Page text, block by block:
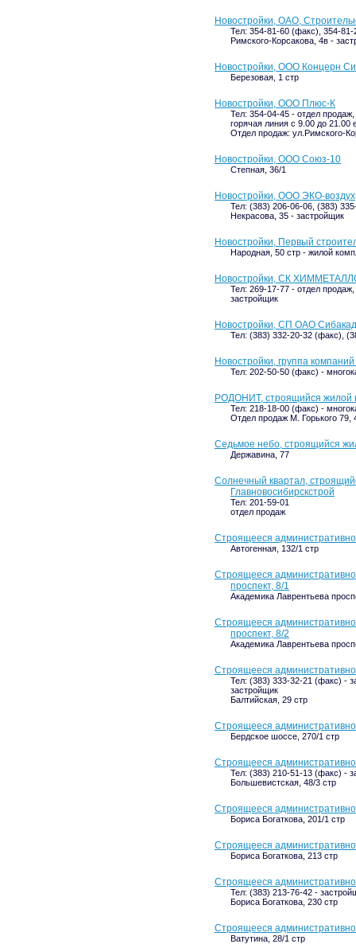
Новостройки, ОАО,
Тел: 354-81-60 (факс), 354-
Римского-Корсакова, 4в -
Новостройки, ООО Концерн
Березовая, 1 стр
Новостройки, ООО Плюс-К
Тел: 354-04-45 - отдел
горячая линия с 9.00 до 21.00
Отдел продаж: ул.Римского-
Новостройки, ООО Союз-10
Степная, 36/1
Новостройки, ООО ЭКО-воздух
Тел: (383) 206-06-06, (383)
Некрасова, 35 - застройщик
Новостройки, Первый
Народная, 50 стр - жилой
Новостройки, СК
Тел: 269-17-77 - отдел
застройщик
Новостройки, СП ОАО
Тел: (383) 332-20-32 (факс),
Новостройки, группа
Тел: 202-50-50 (факс) -
РОДОНИТ, строящийся жилой
Тел: 218-18-00 (факс) -
Отдел продаж М. Горького 79,
Седьмое небо, строящийся
Державина, 77
Солнечный квартал,
Главновосибирскстрой
Тел: 201-59-01
отдел продаж
Строящееся
Автогенная, 132/1 стр
Строящееся
проспект, 8/1
Академика Лаврентьева
Строящееся
проспект, 8/2
Академика Лаврентьева
Строящееся
Тел: (383) 333-32-21 (факс) -
застройщик
Балтийская, 29 стр
Строящееся
Бердское шоссе, 270/1 стр
Строящееся
Тел: (383) 210-51-13 (факс) -
Большевистская, 48/3 стр
Строящееся
Бориса Богаткова, 201/1 стр
Строящееся
Бориса Богаткова, 213 стр
Строящееся
Тел: (383) 213-76-42 -
Бориса Богаткова, 230 стр
Строящееся
Ватутина, 28/1 стр